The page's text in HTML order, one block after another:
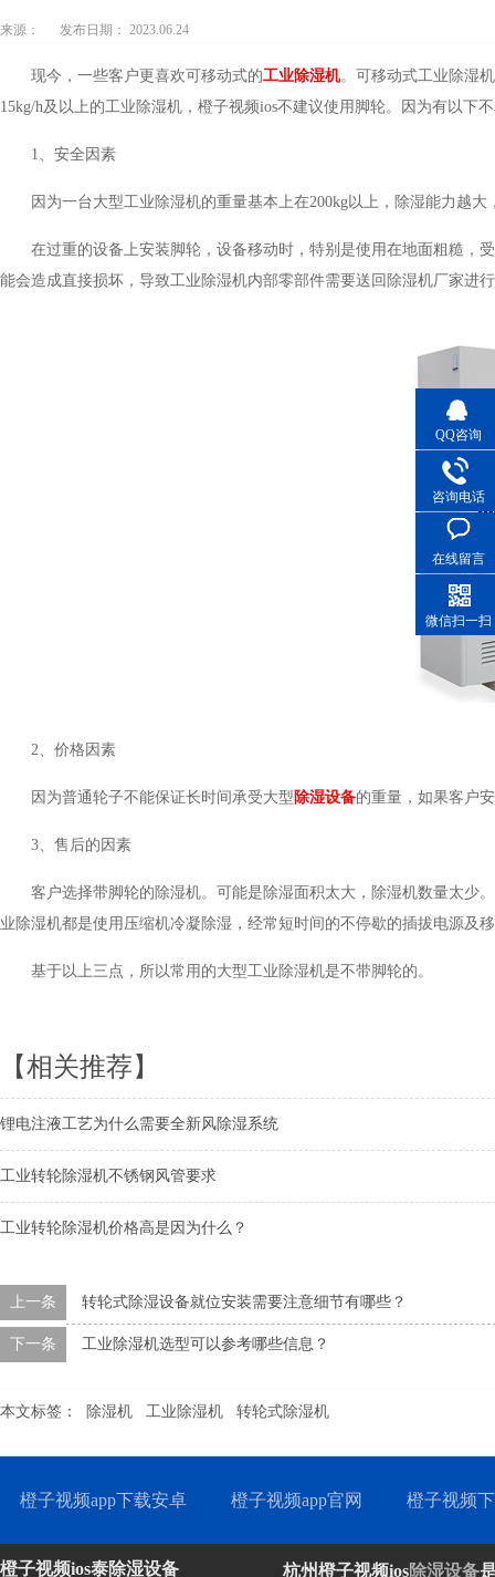
来源： 发布日期： 2023.06.24
现今，一些客户更喜欢可移动式的工业除湿机。可移动式工业除湿
15kg/h及以上的工业除湿机，橙子视频ios不建议使用脚轮。因为有以下不友
1、安全因素
因为一台大型工业除湿机的重量基本上在200kg以上，除湿能力越大
在过重的设备上安装脚轮，设备移动时，特别是使用在地面粗糙，受力
能会造成直接损坏，导致工业除湿机内部零部件需要送回除湿机厂家进行
2、价格因素
因为普通轮子不能保证长时间承受大型 除湿设备的重量，如果客户
3、售后的因素
客户选择带脚轮的除湿机。可能是除湿面积太大，除湿机数量太少
业除湿机都是使用压缩机冷凝除湿，经常短时间的不停歇的插拔电源及移
基于以上三点，所以常用的大型工业除湿机是不带脚轮的。
【相关推荐】
锂电注液工艺为什么需要全新风除湿系统
工业转轮除湿机不锈钢风管要求
工业转轮除湿机价格高是因为什么？
上一条 转轮式除湿设备就位安装需要注意细节有哪些？
下一条 工业除湿机选型可以参考哪些信息？
本文标签： 除湿机 工业除湿机 转轮式除湿机
橙子视频app下载安卓 橙子视频app官网 橙子视频
橙子视频ios泰除湿设备 杭州橙子视频ios除湿设备
QQ咨询
咨询电话
在线留言
微信扫一扫